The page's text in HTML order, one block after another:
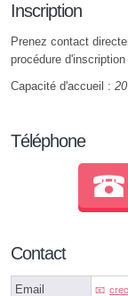
Inscription
Prenez contact
procédure
Capacité d'accueil :
Téléphone
Contact
Email